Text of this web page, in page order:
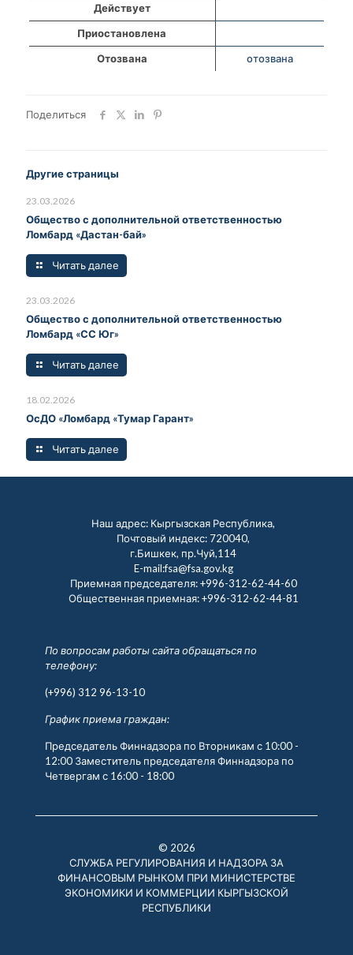
Действует
Приостановлена
Отозвана
отозвана
Поделиться
Другие страницы
23.03.2026
Общество с дополнительной ответственностью
Ломбард «Дастан-бай»
Читать далее
23.03.2026
Общество с дополнительной ответственностью
Ломбард «СС Юг»
Читать далее
18.02.2026
ОсДО «Ломбард «Тумар Гарант»
Читать далее
Наш адрес: Кыргызская Республика,
Почтовый индекс: 720040,
г.Бишкек, пр.Чуй,114
E-mail:fsa@fsa.gov.kg
Приемная председателя:+996-312-62-44-60
Общественная приемная:+996-312-62-44-81
По вопросам работы сайта обращаться по
телефону:
(+996) 312 96-13-10
График приема граждан:
Председатель Финнадзора по Вторникам с 10:00 -
12:00 Заместитель председателя Финнадзора по
Четвергам с 16:00 - 18:00
© 2026
СЛУЖБА РЕГУЛИРОВАНИЯ И НАДЗОРА ЗА
ФИНАНСОВЫМ РЫНКОМ ПРИ МИНИСТЕРСТВЕ
ЭКОНОМИКИ И КОММЕРЦИИ КЫРГЫЗСКОЙ
РЕСПУБЛИКИ